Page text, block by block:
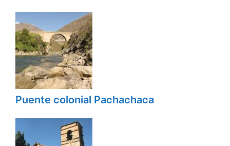
Puente colonial Pachachaca